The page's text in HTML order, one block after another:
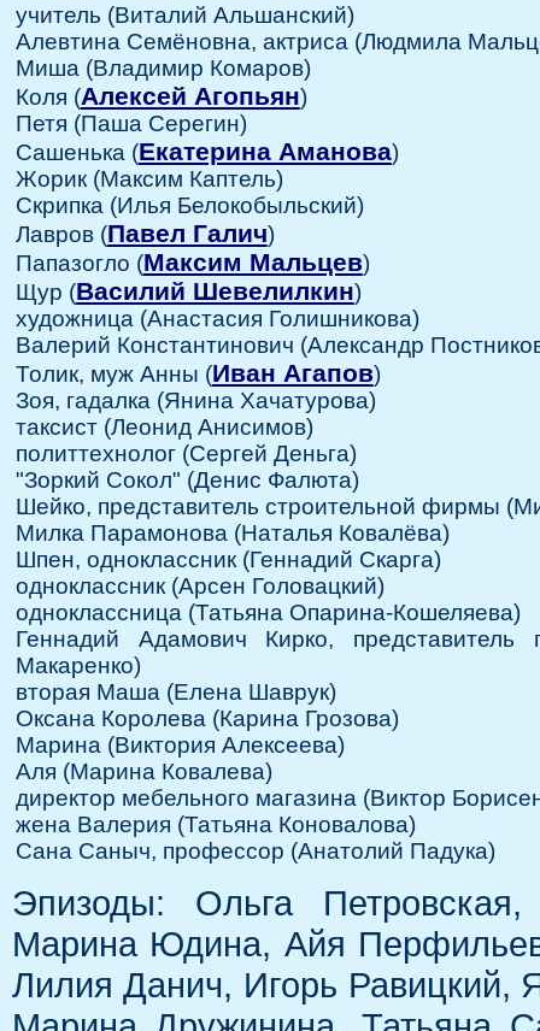
учитель (Виталий Альшанский)
Алевтина Семёновна, актриса (Людмила
Миша (Владимир Комаров)
Коля (Алексей Агопьян)
Петя (Паша Серегин)
Сашенька (Екатерина Аманова)
Жорик (Максим Каптель)
Скрипка (Илья Белокобыльский)
Лавров (Павел Галич)
Папазогло (Максим Мальцев)
Щур (Василий Шевелилкин)
художница (Анастасия Голишникова)
Валерий Константинович (Александр
Толик, муж Анны (Иван Агапов)
Зоя, гадалка (Янина Хачатурова)
таксист (Леонид Анисимов)
политтехнолог (Сергей Деньга)
"Зоркий Сокол" (Денис Фалюта)
Шейко, представитель строительной фирмы
Милка Парамонова (Наталья Ковалёва)
Шпен, одноклассник (Геннадий Скарга)
одноклассник (Арсен Головацкий)
одноклассница (Татьяна Опарина-Кошеляева)
Геннадий Адамович Кирко, представитель
Макаренко)
вторая Маша (Елена Шаврук)
Оксана Королева (Карина Грозова)
Марина (Виктория Алексеева)
Аля (Марина Ковалева)
директор мебельного магазина (Виктор
жена Валерия (Татьяна Коновалова)
Сана Саныч, профессор (Анатолий Падука)
Эпизоды: Ольга
Марина Юдина, Айя
Лилия Данич, Игорь Равицкий,